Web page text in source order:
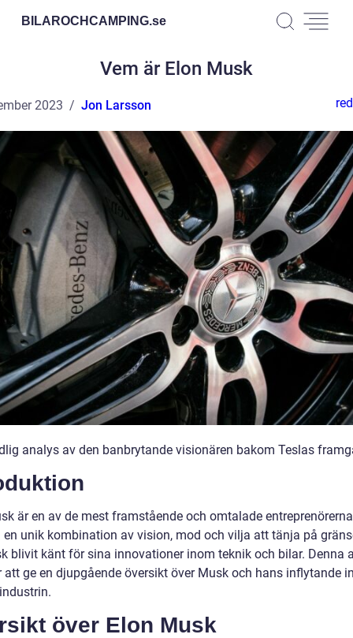
BILAROCHCAMPING.se
Vem är Elon Musk
2023 Jon Larsson
analys av den banbrytande visionären bakom Teslas
är en av de mest framstående och omtalade
en unik kombination av vision, mod och vilja att tänja på
blivit känt för sina innovationer inom teknik och bilar. Denna
att ge en djupgående översikt över Musk och hans inflytande
över Elon Musk